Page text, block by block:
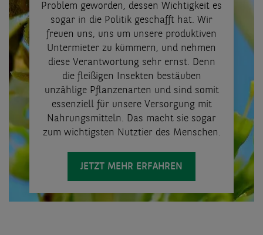
Problem geworden, dessen Wichtigkeit es
sogar in die Politik geschafft hat. Wir
freuen uns, uns um unsere produktiven
Untermieter zu kümmern, und nehmen
diese Verantwortung sehr ernst. Denn
die fleißigen Insekten bestäuben
unzählige Pflanzenarten und sind somit
essenziell für unsere Versorgung mit
Nahrungsmitteln. Das macht sie sogar
zum wichtigsten Nutztier des Menschen.
JETZT MEHR ERFAHREN